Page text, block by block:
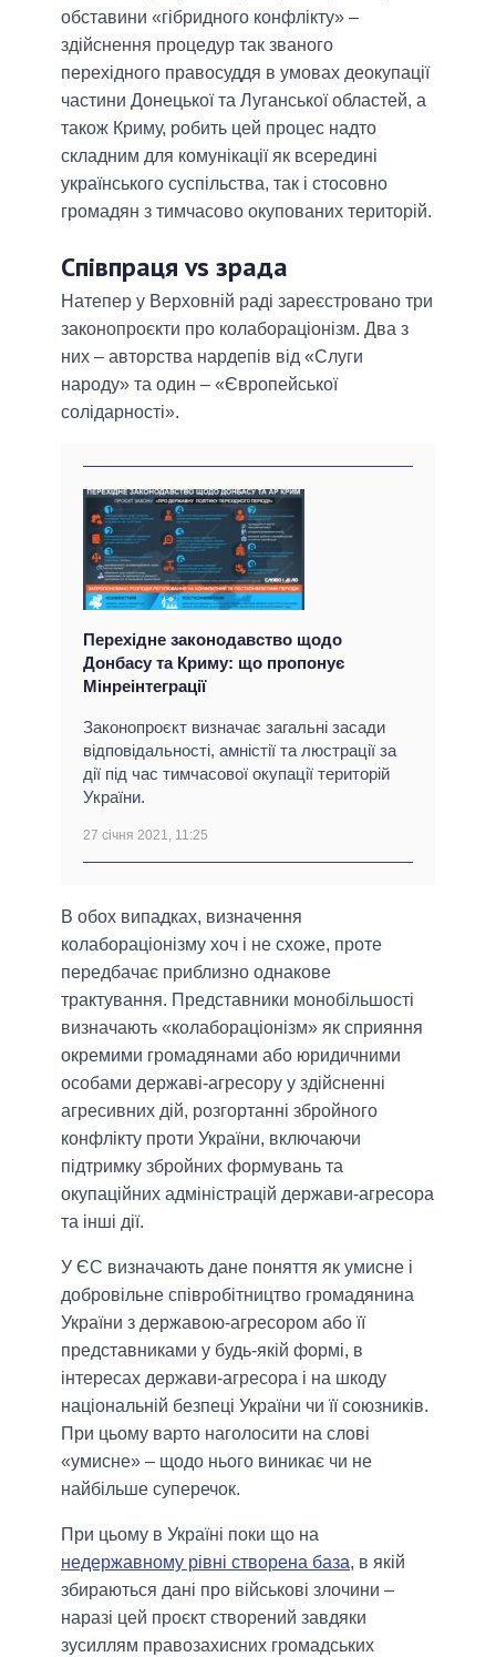
обставини «гібридного конфлікту» ‒
здійснення процедур так званого
перехідного правосуддя в умовах деокупації
частини Донецької та Луганської областей, а
також Криму, робить цей процес надто
складним для комунікації як всередині
українського суспільства, так і стосовно
громадян з тимчасово окупованих територій.
Співпраця vs зрада
Натепер у Верховній раді зареєстровано три
законопроєкти про колабораціонізм. Два з
них – авторства нардепів від «Слуги
народу» та один – «Європейської
солідарності».
Перехідне законодавство щодо
Донбасу та Криму: що пропонує
Мінреінтеграції
Законопроєкт визначає загальні засади
відповідальності, амністії та люстрації за
дії під час тимчасової окупації територій
України.
27 січня 2021, 11:25
В обох випадках, визначення
колабораціонізму хоч і не схоже, проте
передбачає приблизно однакове
трактування. Представники монобільшості
визначають «колабораціонізм» як сприяння
окремими громадянами або юридичними
особами державі-агресору у здійсненні
агресивних дій, розгортанні збройного
конфлікту проти України, включаючи
підтримку збройних формувань та
окупаційних адміністрацій держави-агресора
та інші дії.
У ЄС визначають дане поняття як умисне і
добровільне співробітництво громадянина
України з державою-агресором або її
представниками у будь-якій формі, в
інтересах держави-агресора і на шкоду
національній безпеці України чи її союзників.
При цьому варто наголосити на слові
«умисне» ‒ щодо нього виникає чи не
найбільше суперечок.
При цьому в Україні поки що на
недержавному рівні створена база, в якій
збираються дані про військові злочини –
наразі цей проєкт створений завдяки
зусиллям правозахисних громадських